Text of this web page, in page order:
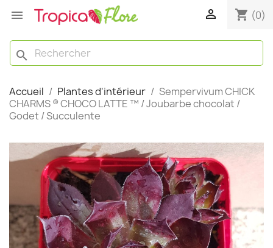
  shopping_cart (0)
search
Accueil Plantes d'intérieur
Sempervivum CHICK
CHARMS ® CHOCO LATTE ™ / Joubarbe chocolat /
Godet / Succulente